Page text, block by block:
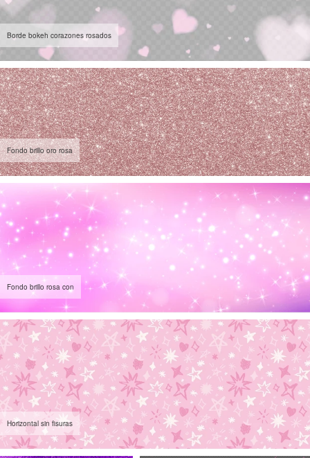
Borde bokeh corazones rosados
Fondo brillo oro rosa
Fondo brillo rosa con
Horizontal sin fisuras